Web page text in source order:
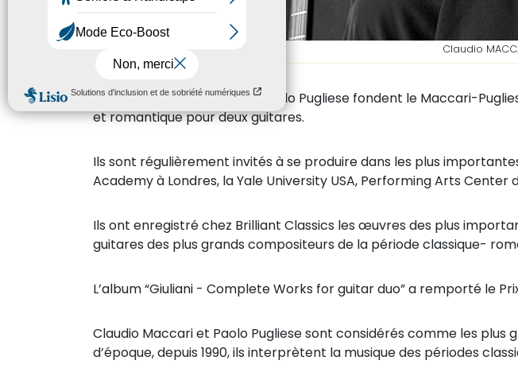
Claudio
En 1990 Claudio Maccari et Paolo Pugliese fondent le Maccari-
et romantique pour deux guitares.
Ils sont régulièrement invités à se produire dans les plus
Academy à Londres, la Yale University USA, Performing Arts Center
Ils ont enregistré chez Brilliant Classics les œuvres des plus
guitares des plus grands compositeurs de la période classique-
L’album “Giuliani - Complete Works for guitar duo” a remporté le
Claudio Maccari et Paolo Pugliese sont considérés comme les plus
d’époque, depuis 1990, ils interprètent la musique des périodes